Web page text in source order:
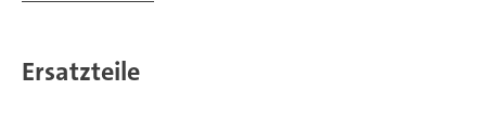
Ersatzteile